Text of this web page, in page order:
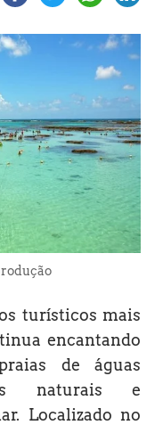
turísticos mais
encantando
de águas
naturais e
Localizado no